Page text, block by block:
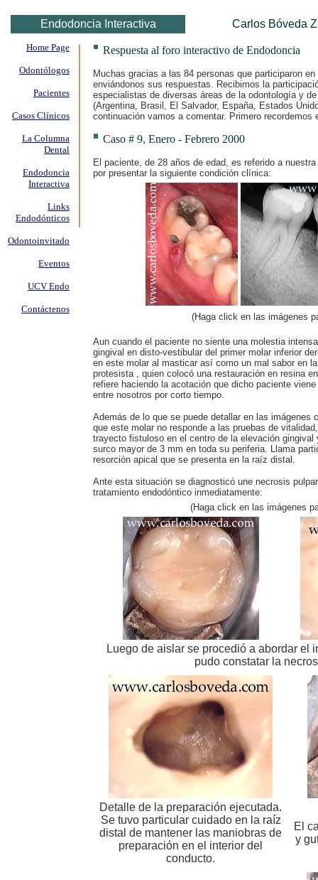
Endodoncia Interactiva Carlos Bóveda
Home Page
Odontólogos
Pacientes
Casos Clínicos
La Columna
Dental
Endodoncia
Interactiva
Links
Endodónticos
Odontoinvitado
Eventos
UCV Endo
Contáctenos
Respuesta al foro interactivo de Endodoncia
Muchas gracias a las 84 personas que participaron
enviándonos sus respuestas. Recibimos la
especialistas de diversas áreas de la odontología y
(Argentina, Brasil, El Salvador, España, Estados
continuación vamos a comentar. Primero recordemos
Caso # 9, Enero - Febrero 2000
El paciente, de 28 años de edad, es referido a
por presentar la siguiente condición clínica:
(Haga click en las imágenes
Aun cuando el paciente no siente una molestia
gingival en disto-vestibular del primer molar inferior
en este molar al masticar así como un mal sabor en
protesista , quien colocó una restauración en resina
refiere haciendo la acotación que dicho paciente
entre nosotros por corto tiempo.
Además de lo que se puede detallar en las imágenes
que este molar no responde a las pruebas de
trayecto fistuloso en el centro de la elevación gingival
surco mayor de 3 mm en toda su periferia. Llama
resorción apical que se presenta en la raíz distal.
Ante esta situación se diagnosticó une necrosis
tratamiento endodóntico inmediatamente:
(Haga click en las imágenes
Luego de aislar se procedió a abordar el
pudo constatar la
Detalle de la preparación ejecutada.
Se tuvo particular cuidado en la raíz
distal de mantener las maniobras de
preparación en el interior del
conducto.
El
y